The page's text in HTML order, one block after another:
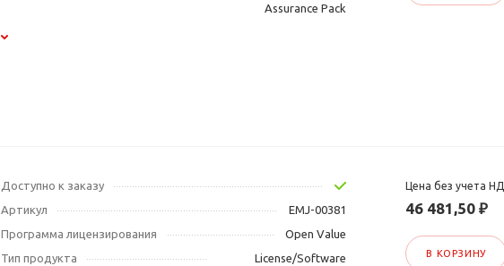
Assurance Pack
Доступно к заказу
Артикул
EMJ-00381
Программа лицензирования
Open Value
Тип продукта
License/Software
Цена без учета
46 481,50 ₽
В КОРЗИНУ